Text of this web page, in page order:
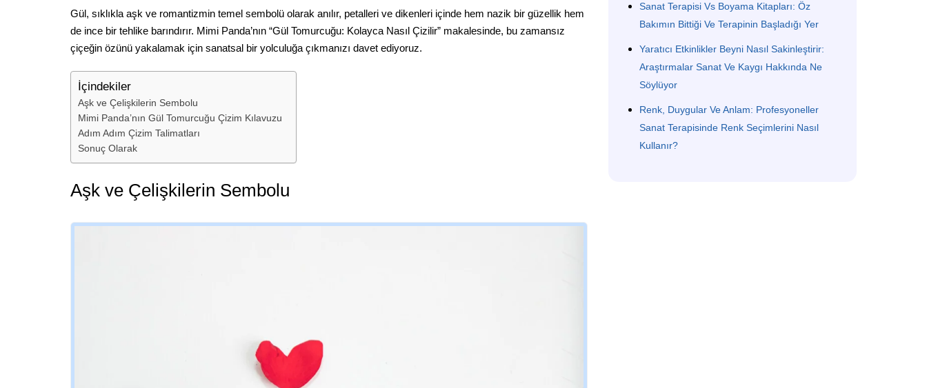
Gül, sıklıkla aşk ve romantizmin temel sembolü olarak anılır, petalleri ve dikenleri içinde hem nazik bir güzellik hem
de ince bir tehlike barındırır. Mimi Panda’nın “Gül Tomurcuğu: Kolayca Nasıl Çizilir” makalesinde, bu zamansız
çiçeğin özünü yakalamak için sanatsal bir yolculuğa çıkmanızı davet ediyoruz.
İçindekiler
Aşk ve Çelişkilerin Sembolu
Mimi Panda’nın Gül Tomurcuğu Çizim Kılavuzu
Adım Adım Çizim Talimatları
Sonuç Olarak
Aşk ve Çelişkilerin Sembolu
Sanat Terapisi Vs Boyama Kitapları: Öz
Bakımın Bittiği Ve Terapinin Başladığı Yer
Yaratıcı Etkinlikler Beyni Nasıl Sakinleştirir:
Araştırmalar Sanat Ve Kaygı Hakkında Ne
Söylüyor
Renk, Duygular Ve Anlam: Profesyoneller
Sanat Terapisinde Renk Seçimlerini Nasıl
Kullanır?